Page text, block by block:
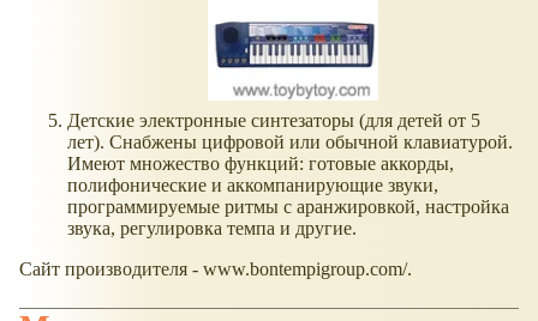
Детские электронные синтезаторы (для детей от 5
лет). Снабжены цифровой или обычной клавиатурой.
Имеют множество функций: готовые аккорды,
полифонические и аккомпанирующие звуки,
программируемые ритмы с аранжировкой, настройка
звука, регулировка темпа и другие.
Сайт производителя - www.bontempigroup.com/.